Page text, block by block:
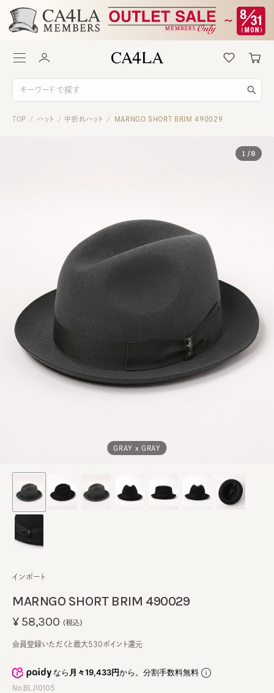
TOP / ハット / 中折れハット / MARNGO SHORT BRIM 490029
GRAY x GRAY
1 /8
MARNGO SHORT BRIM 490029
インポート
なら月々19,433円から。分割手数料無料
No.BLJ10105
¥58,300 (税込)
会員登録いただくと最大530ポイント還元